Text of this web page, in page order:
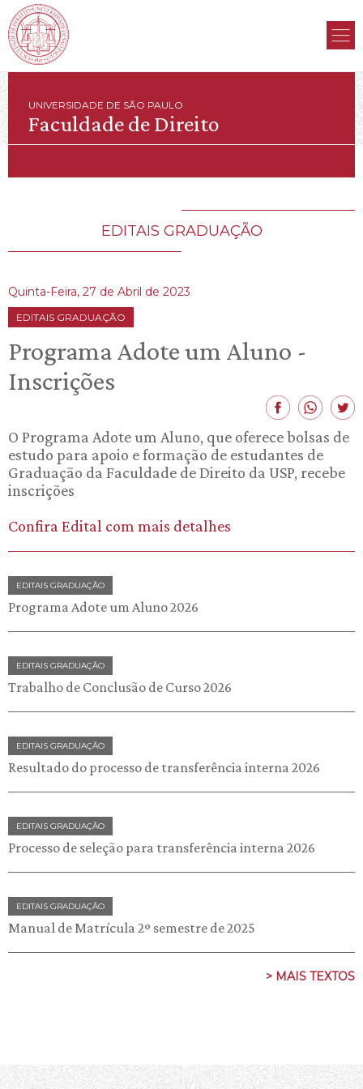
UNIVERSIDADE DE SÃO PAULO
Faculdade de Direito
EDITAIS GRADUAÇÃO
Quinta-Feira, 27 de Abril de 2023
EDITAIS GRADUAÇÃO
Programa Adote um Aluno -
Inscrições
O Programa Adote um Aluno, que oferece bolsas de
estudo para apoio e formação de estudantes de
Graduação da Faculdade de Direito da USP, recebe
inscrições
Confira Edital com mais detalhes
EDITAIS GRADUAÇÃO
Programa Adote um Aluno 2026
EDITAIS GRADUAÇÃO
Trabalho de Conclusão de Curso 2026
EDITAIS GRADUAÇÃO
Resultado do processo de transferência interna 2026
EDITAIS GRADUAÇÃO
Processo de seleção para transferência interna 2026
EDITAIS GRADUAÇÃO
Manual de Matrícula 2º semestre de 2025
> MAIS TEXTOS